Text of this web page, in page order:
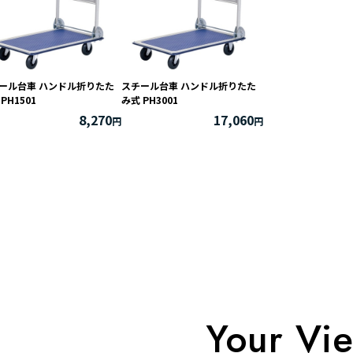
ル台車 ハンドル折りたた
8,270
スチール台車 ハンドル折りたた
み式 PH3001
17,060
Your